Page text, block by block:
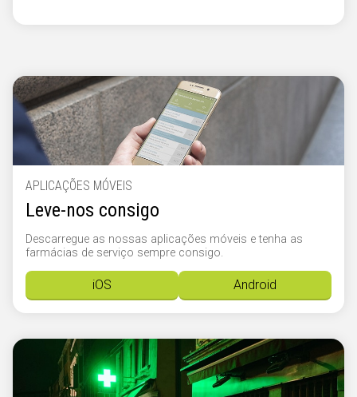
APLICAÇÕES MÓVEIS
Leve-nos consigo
Descarregue as nossas aplicações móveis e tenha as
farmácias de serviço sempre consigo.
iOS Android